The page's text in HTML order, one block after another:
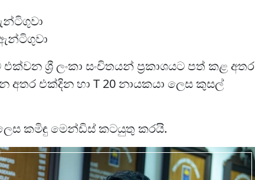
ඇන්ටිගුවා
ශ්‍රී ලංකා සංචිතයන් ප්‍රකාශයට පත් කළ අතර
අතර එක්දින හා T 20 නායකයා ලෙස කුසල්
කමිඳු මෙන්ඩිස් කටයුතු කරයි.